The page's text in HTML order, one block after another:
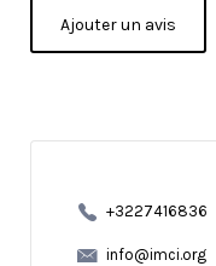
Ajouter un avis
+3227416836
info@imci.org